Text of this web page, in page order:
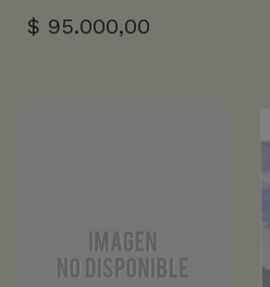
$ 95.000,00